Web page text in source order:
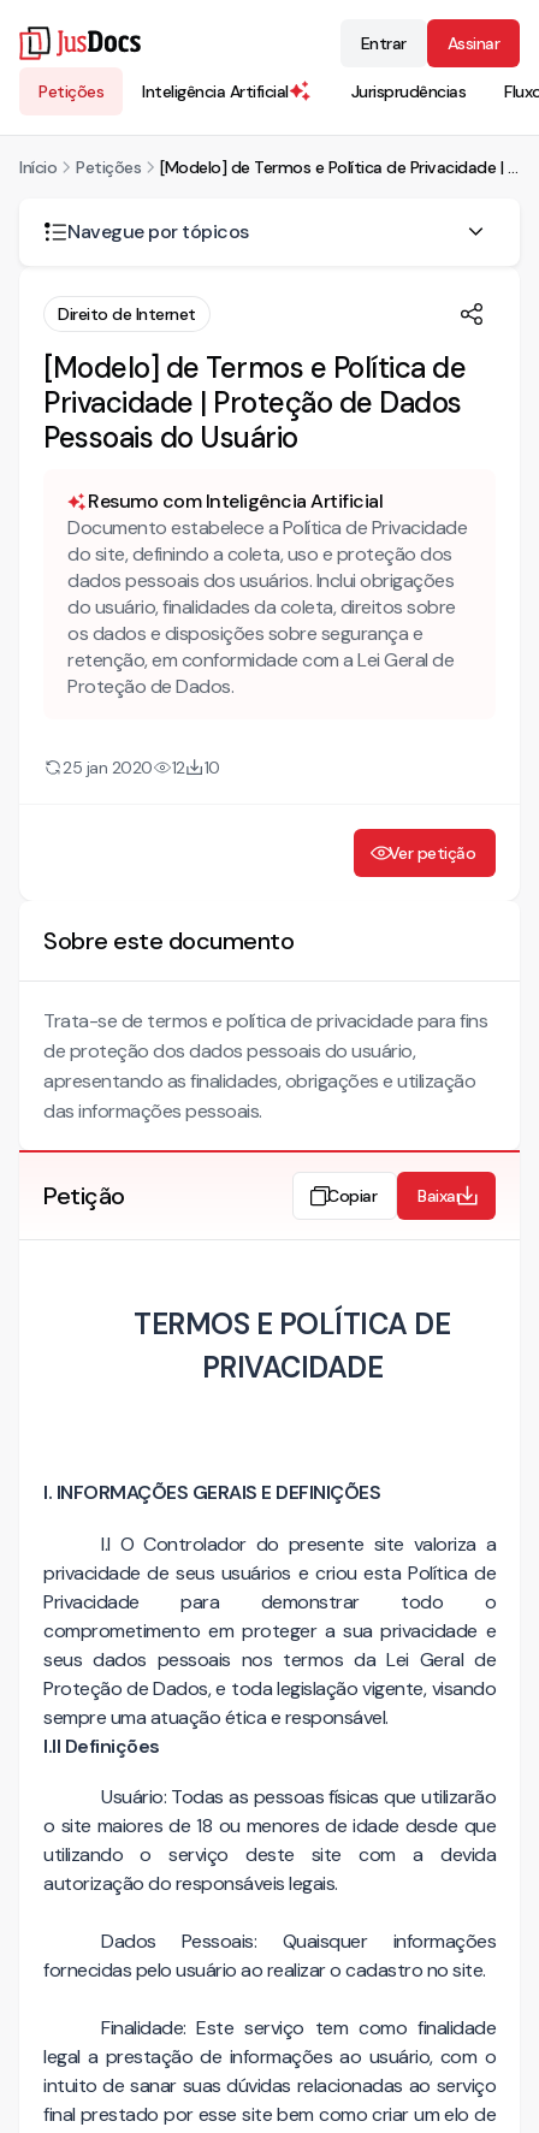
Petições Inteligência Artificial Jurisprudências
Entrar Assinar
Início Petições [Modelo] de Termos e Política de Privacidade | Proteção de Dados Pessoais do Usuário
Navegue por tópicos
TERMOS E POLÍTICA DE PRIVACIDADE
I. INFORMAÇÕES GERAIS E DEFINIÇÕES
I.II Definições
II. DAS OBRIGAÇÕES DO USUÁRIO
III. COLETA E USOS DE INFORMAÇÕES PESSOAIS
Direito de Internet
[Modelo] de Termos e Política de
Privacidade | Proteção de Dados
Pessoais do Usuário
Resumo com Inteligência Artificial
Documento estabelece a Política de Privacidade
do site, definindo a coleta, uso e proteção dos
dados pessoais dos usuários. Inclui obrigações
do usuário, finalidades da coleta, direitos sobre
os dados e disposições sobre segurança e
retenção, em conformidade com a Lei Geral de
Proteção de Dados.
25 jan 2020 12 10
Ver petição
Sobre este documento
Trata-se de termos e política de privacidade para fins
de proteção dos dados pessoais do usuário,
apresentando as finalidades, obrigações e utilização
das informações pessoais.
Petição Copiar Baixar
TERMOS E POLÍTICA DE
PRIVACIDADE
I. INFORMAÇÕES GERAIS E DEFINIÇÕES
I.I O Controlador do presente site valoriza a
privacidade de seus usuários e criou esta Política de
Privacidade para demonstrar todo o
comprometimento em proteger a sua privacidade e
seus dados pessoais nos termos da Lei Geral de
Proteção de Dados, e toda legislação vigente, visando
sempre uma atuação ética e responsável.
I.II Definições
Usuário: Todas as pessoas físicas que utilizarão
o site maiores de 18 ou menores de idade desde que
utilizando o serviço deste site com a devida
autorização do responsáveis legais.
Dados Pessoais: Quaisquer informações
fornecidas pelo usuário ao realizar o cadastro no site.
Finalidade: Este serviço tem como finalidade
legal a prestação de informações ao usuário, com o
intuito de sanar suas dúvidas relacionadas ao serviço
final prestado por esse site bem como criar um elo de